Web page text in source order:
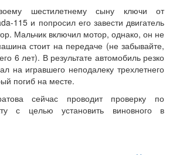
шестилетнему сыну ключи от
115 и попросил его завести двигатель
Мальчик включил мотор, однако, он не
стоит на передаче (не забывайте,
6 лет). В результате автомобиль резко
на игравшего неподалеку трехлетнего
погиб на месте.
сейчас проводит проверку по
с целью установить виновного в